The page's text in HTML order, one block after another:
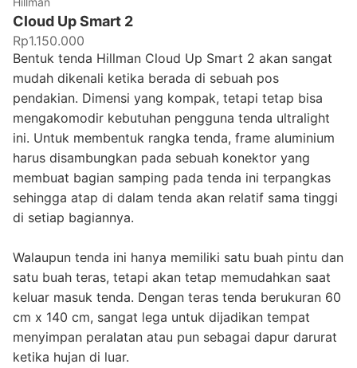
Cloud Up Smart 2
Rp1.150.000
Bentuk tenda Hillman Cloud Up Smart 2 akan sangat
mudah dikenali ketika berada di sebuah pos
pendakian. Dimensi yang kompak, tetapi tetap bisa
mengakomodir kebutuhan pengguna tenda ultralight
ini. Untuk membentuk rangka tenda, frame aluminium
harus disambungkan pada sebuah konektor yang
membuat bagian samping pada tenda ini terpangkas
sehingga atap di dalam tenda akan relatif sama tinggi
di setiap bagiannya.
Walaupun tenda ini hanya memiliki satu buah pintu dan
satu buah teras, tetapi akan tetap memudahkan saat
keluar masuk tenda. Dengan teras tenda berukuran 60
cm x 140 cm, sangat lega untuk dijadikan tempat
menyimpan peralatan atau pun sebagai dapur darurat
ketika hujan di luar.